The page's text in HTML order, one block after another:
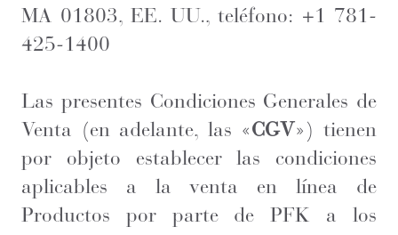
MA 01803, EE. UU., teléfono: +1 781-
425-1400
Las presentes Condiciones Generales de
Venta (en adelante, las «CGV») tienen
por objeto establecer las condiciones
aplicables a la venta en línea de
Productos por parte de PFK a los